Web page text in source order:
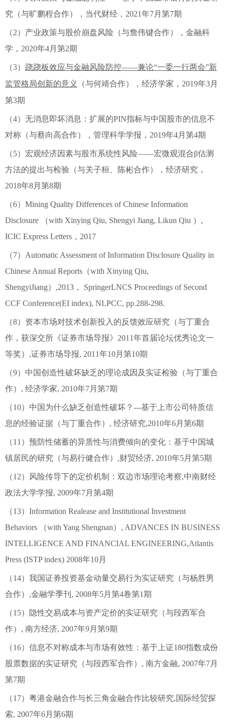
究（与旷鹏程合作），当代财经，2021年7月第7期
（2）产业政策与股价崩盘风险（与詹伟键合作），金融科
学，2020年4月第2期
（3） 跷跷板效应与金融风险防控——兼论“一委一行两会”新
监管格局创新的意义
（与何靖合作），经济学家，2019年3月
第3期
（4）无消息即坏消息：扩展的PIN指标与中国股市的信息不
对称（与蔡向高合作），管理科学学报，2019年4月第4期
（5）宏观经济因素与股市系统性风险——宏微观混合β估测
方法的提出与检验（与关子桓、陈彬合作），经济研究，
2018年8月第8期
（6）Mining Quality Differences of Chinese Information
Disclosure （with Xinying Qiu, Shengyi Jiang, Likun Qiu ）,
ICIC Express Letters，2017
（7）Automatic Assessment of Information Disclosure Quality in
Chinese Annual Reports（with Xinying Qiu,
ShengyiJiang）,2013， SpringerLNCS Proceedings of Second
CCF Conference(EI index), NLPCC, pp.288-298.
（8）资本市场对技术创新投入的反馈效应研究（与丁重合
作，获深交所《证券市场导报》2011年首届论坛优秀论文一
等奖）,证券市场导报, 2011年10月第10期
（9）中国创造性破坏缺乏的理论成因及实证检验（与丁重合
作）, 经济学家, 2010年7月第7期
（10）中国为什么缺乏创造性破坏？---基于上市公司特质信
息的经验证据（与丁重合作）, 经济研究,2010年6月第6期
（11）预防性储蓄的异质性与消费倾向的变化：基于中国城
镇居民的研究（与易行健合作）,财贸经济, 2010年5月第5期
（12）风险传导下的定价机制：双边市场理论考察,中南财经
政法大学学报, 2009年7月第4期
（13）Information Realease and Institutional Investment
Behaviors （with Yang Shengnan）, ADVANCES IN BUSINESS
INTELLIGENCE AND FINANCIAL ENGINEERING,Atlantis
Press (ISTP index) 2008年10月
（14）我国证券投资基金动量交易行为实证研究（与杨胜男
合作）,金融学季刊, 2008年5月第4卷第1期
（15）隐性交易成本与资产定价的实证研究（与段西军合
作）, 南方经济, 2007年9月第9期
（16）信息不对称成本与市场有效性：基于上证180指数成份
股票数据的实证研究（与段西军合作）, 南方金融, 2007年7月
第7期
（17）粤港金融合作与长三角金融合作比较研究,国际经贸探
索, 2007年6月第6期